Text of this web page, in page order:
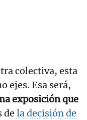
colectiva, esta
ejes. Esa será,
exposición que
de la decisión de